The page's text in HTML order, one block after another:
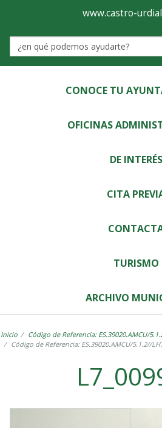
Ayuntamiento
de
Castro-
Urdiales
www.castro-
Label
CONOCE TU
OFICINAS
DE INTERÉS
CITA
TURISMO
ARCHIVO
Inicio
Código de Referencia: ES.39020.AMCU/
Código de Referencia: ES.39020.AMCU/5.1.2//